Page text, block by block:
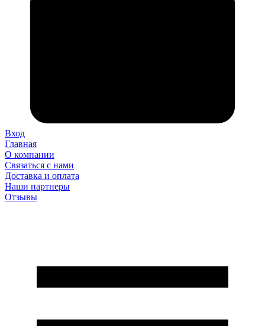
Вход
Главная
О компании
Связаться с нами
Доставка и оплата
Наши партнеры
Отзывы